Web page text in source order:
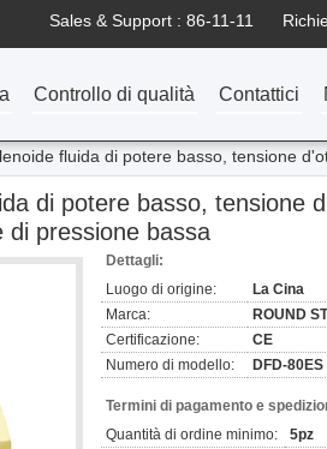
Sales & Support : 86-11-11
Controllo di qualità Contattici
fluida di potere basso, tensione
di potere basso, tensione
di pressione bassa
Dettagli:
Luogo di origine:
La Cina
Marca:
ROUND
Certificazione:
CE
Numero di modello:
DFD-80ES
Termini di pagamento e
Quantità di ordine minimo:
5pz